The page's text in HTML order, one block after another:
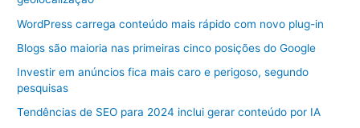
WordPress carrega conteúdo mais rápido com novo plug-in
Blogs são maioria nas primeiras cinco posições do Google
Investir em anúncios fica mais caro e perigoso, segundo
pesquisas
Tendências de SEO para 2024 inclui gerar conteúdo por IA